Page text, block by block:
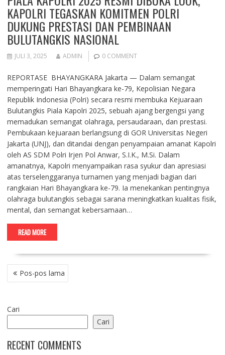
KAPOLRI TEGASKAN KOMITMEN POLRI
DUKUNG PRESTASI DAN PEMBINAAN
BULUTANGKIS NASIONAL
JULI 3, 2025 ADMIN 0 COMMENT
REPORTASE BHAYANGKARA Jakarta — Dalam semangat
memperingati Hari Bhayangkara ke-79, Kepolisian Negara
Republik Indonesia (Polri) secara resmi membuka Kejuaraan
Bulutangkis Piala Kapolri 2025, sebuah ajang bergengsi yang
memadukan semangat olahraga, persaudaraan, dan prestasi.
Pembukaan kejuaraan berlangsung di GOR Universitas Negeri
Jakarta (UNJ), dan ditandai dengan penyampaian amanat Kapolri
oleh AS SDM Polri Irjen Pol Anwar, S.I.K., M.Si. Dalam
amanatnya, Kapolri menyampaikan rasa syukur dan apresiasi
atas terselenggaranya turnamen yang menjadi bagian dari
rangkaian Hari Bhayangkara ke-79. Ia menekankan pentingnya
olahraga bulutangkis sebagai sarana meningkatkan kualitas fisik,
mental, dan semangat kebersamaan…
READ MORE
NAVIGASI
POSPos-pos lama
Cari
Cari
RECENT COMMENTS